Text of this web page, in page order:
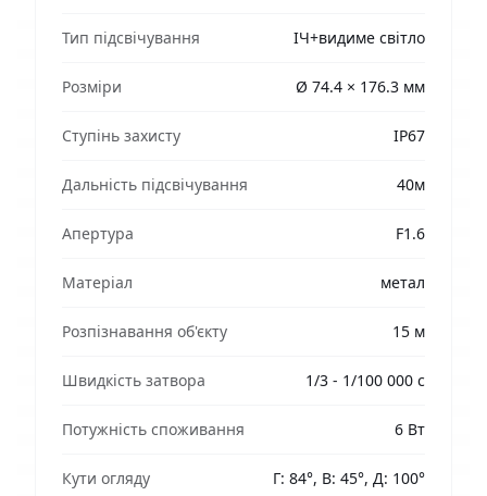
Тип підсвічування ІЧ+видиме світло
Розміри Ø 74.4 × 176.3 мм
Ступінь захисту IP67
Дальність підсвічування 40м
Апертура F1.6
Матеріал метал
Розпізнавання об'єкту 15 м
Швидкість затвора 1/3 - 1/100 000 с
Потужність споживання 6 Вт
Кути огляду Г: 84°, В: 45°, Д: 100°